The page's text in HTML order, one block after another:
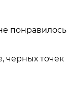
понравилось
черных точек